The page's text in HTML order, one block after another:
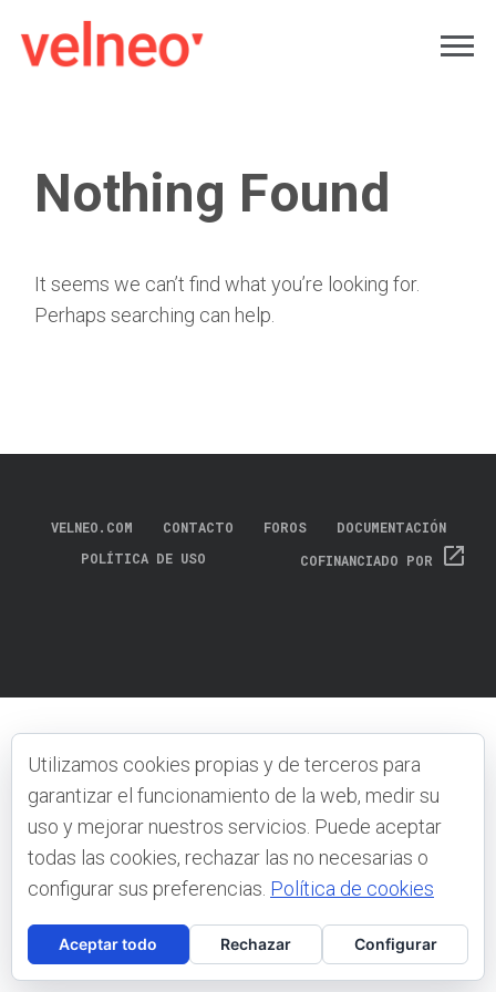
Nothing Found
It seems we can’t find what you’re looking for.
Perhaps searching can help.
VELNEO.COM CONTACTO FOROS
DOCUMENTACIÓN
POLÍTICA DE USO
COFINANCIADO POR open_in_new
Utilizamos cookies propias y de terceros para
garantizar el funcionamiento de la web, medir su
uso y mejorar nuestros servicios. Puede aceptar
todas las cookies, rechazar las no necesarias o
configurar sus preferencias. Política de cookies
Aceptar todo Rechazar Configurar